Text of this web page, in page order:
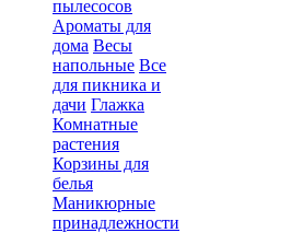
пылесосов
Ароматы для
дома Весы
напольные Все
для пикника и
дачи Глажка
Комнатные
растения
Корзины для
белья
Маникюрные
принадлежности